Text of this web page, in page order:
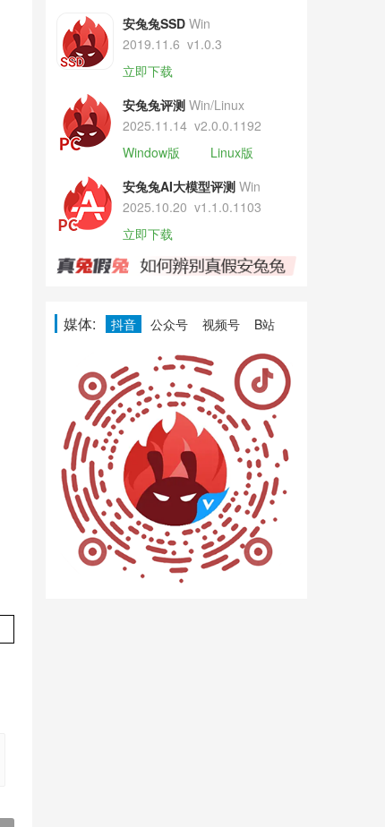
安兔兔SSD Win
2019.11.6 v1.0.3
立即下载
安兔兔评测 Win/Linux
2025.11.14 v2.0.0.1192
Window版
Linux版
安兔兔AI大模型评测 Win
2025.10.20 v1.1.0.1103
立即下载
媒体: 抖音 公众号 视频号 B站